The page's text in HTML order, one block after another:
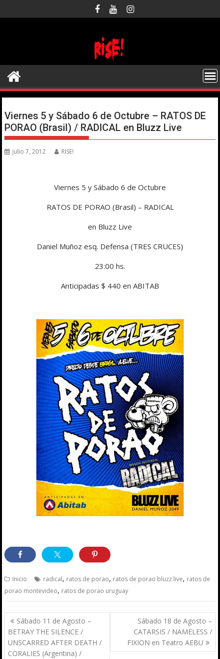
al
Viernes 5 y Sábado 6 de Octubre – RATOS DE
PORAO (Brasil) / RADICAL en Bluzz Live
julio 7, 2012 RISE!
Viernes 5 y Sábado 6 de Octubre
RATOS DE PORAO (Brasil) – RADICAL
en Bluzz Live
Daniel Muñoz esq. Defensa (TRES CRUCES)
23:00 hs.
Anticipadas $ 440 en ABITAB
Inicio radical, ratos de porao, ratos de porao bluzz live, ratos de
porao montevideo, ratos de porao uruguay
Navegación
de
entradas
Sábado 11 de Agosto –
BETRAY THE SILENCE /
UNSCARRED AFTER DEATH /
CORALIES (Argentina) /
Sábado 18 de Agosto –
CATARSIS / NAMELESS /
FIXION en Teatro AEBU